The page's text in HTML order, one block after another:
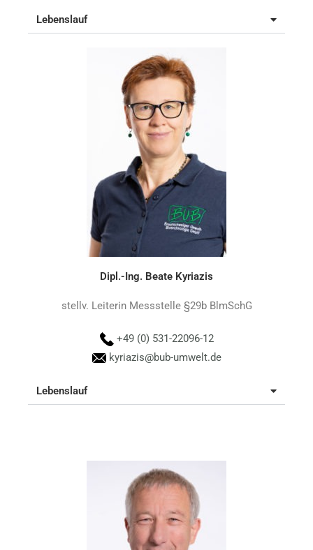
Lebenslauf
Dipl.-Ing. Beate Kyriazis
stellv. Leiterin Messstelle §29b BlmSchG
+49 (0) 531-22096-12
kyriazis@bub-umwelt.de
Lebenslauf